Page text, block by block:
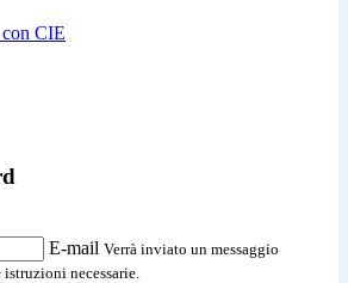
CIE
E-mail Verrà inviato un messaggio
necessarie.